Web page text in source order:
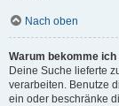
Nach oben
Warum bekomme
Deine Suche lieferte
verarbeiten. Benutze
ein oder beschränke